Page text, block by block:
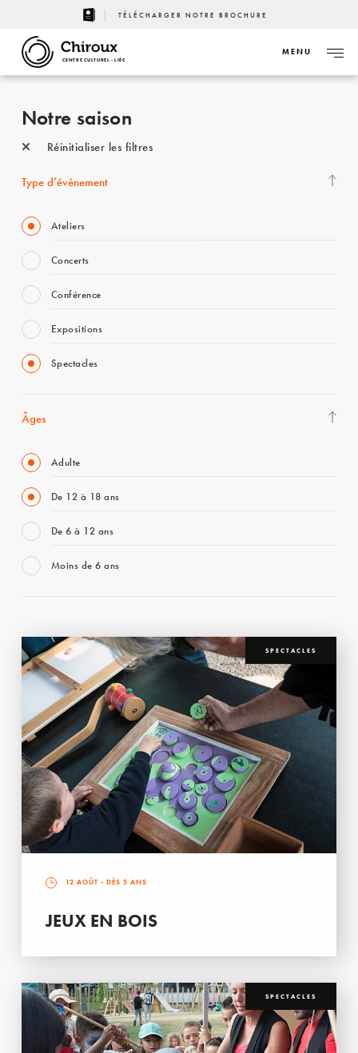
TÉLÉCHARGER NOTRE BROCHURE
CENTRE CULTUREL - LIÈGE
MENU
Notre saison
Réinitialiser les filtres
Type d’événement
Ateliers
Concerts
Conférence
Expositions
Spectacles
Âges
Adulte
De 12 à 18 ans
De 6 à 12 ans
Moins de 6 ans
SPECTACLES
12 AOÛT - DÈS 5 ANS
JEUX EN BOIS
SPECTACLES